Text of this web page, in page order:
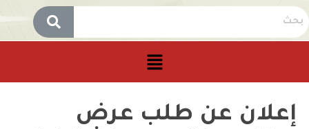
إعلان عن طلب عرض